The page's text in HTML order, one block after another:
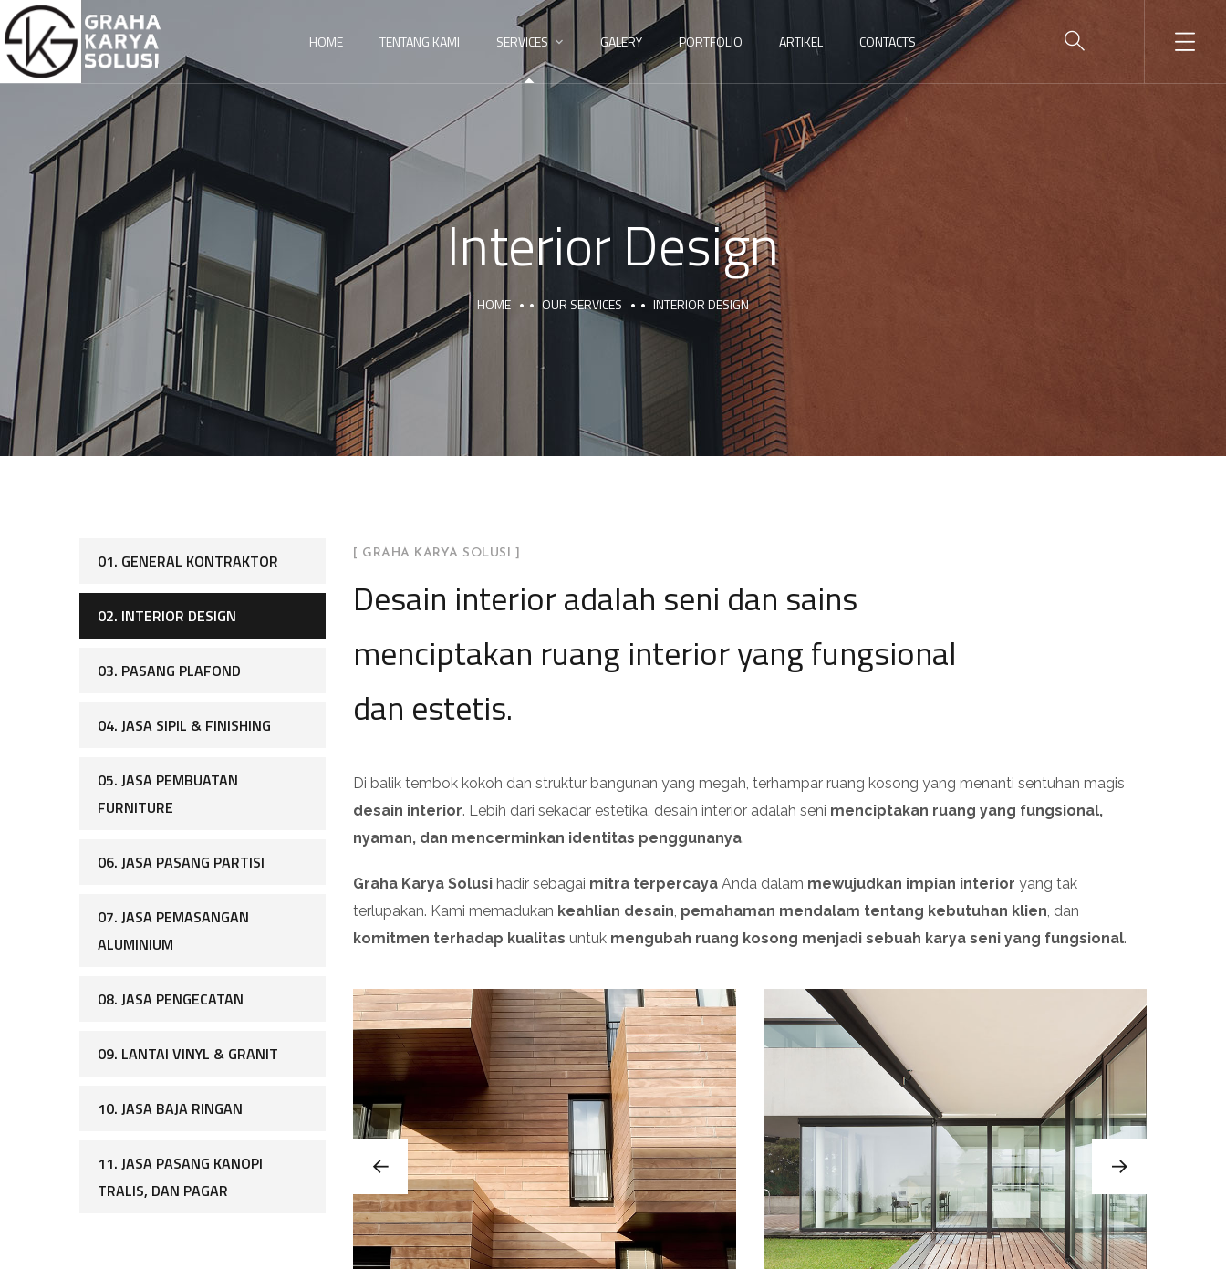
HOME TENTANG KAMI SERVICES GALERY PORTFOLIO ARTIKEL CONTACTS
Interior Design
HOME OUR SERVICES INTERIOR DESIGN
01. GENERAL KONTRAKTOR
02. INTERIOR DESIGN
03. PASANG PLAFOND
04. JASA SIPIL & FINISHING
05. JASA PEMBUATAN
FURNITURE
06. JASA PASANG PARTISI
07. JASA PEMASANGAN
ALUMINIUM
08. JASA PENGECATAN
09. LANTAI VINYL & GRANIT
10. JASA BAJA RINGAN
11. JASA PASANG KANOPI
TRALIS, DAN PAGAR
[ GRAHA KARYA SOLUSI ]
Desain interior adalah seni dan sains
menciptakan ruang interior yang fungsional
dan estetis.
Di balik tembok kokoh dan struktur bangunan yang megah, terhampar ruang kosong yang menanti sentuhan magis
desain interior. Lebih dari sekadar estetika, desain interior adalah seni menciptakan ruang yang fungsional,
nyaman, dan mencerminkan identitas penggunanya.
Graha Karya Solusi hadir sebagai mitra terpercaya Anda dalam mewujudkan impian interior yang tak
terlupakan. Kami memadukan keahlian desain, pemahaman mendalam tentang kebutuhan klien, dan
komitmen terhadap kualitas untuk mengubah ruang kosong menjadi sebuah karya seni yang fungsional.